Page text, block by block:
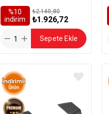
%10
i̇ndirim
₺1.926,72
₺2.140,80
Sepete Ekle